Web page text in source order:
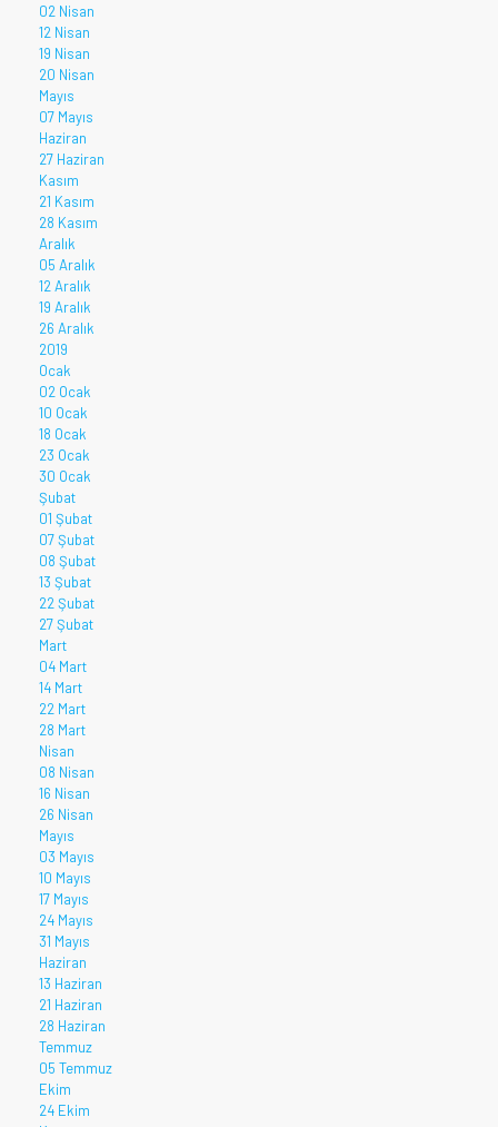
02 Nisan
12 Nisan
19 Nisan
20 Nisan
Mayıs
07 Mayıs
Haziran
27 Haziran
Kasım
21 Kasım
28 Kasım
Aralık
05 Aralık
12 Aralık
19 Aralık
26 Aralık
2019
Ocak
02 Ocak
10 Ocak
18 Ocak
23 Ocak
30 Ocak
Şubat
01 Şubat
07 Şubat
08 Şubat
13 Şubat
22 Şubat
27 Şubat
Mart
04 Mart
14 Mart
22 Mart
28 Mart
Nisan
08 Nisan
16 Nisan
26 Nisan
Mayıs
03 Mayıs
10 Mayıs
17 Mayıs
24 Mayıs
31 Mayıs
Haziran
13 Haziran
21 Haziran
28 Haziran
Temmuz
05 Temmuz
Ekim
24 Ekim